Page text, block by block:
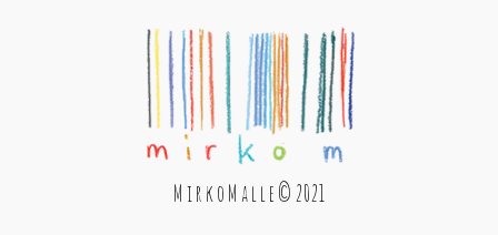
M i r k o M a l l e © 2021